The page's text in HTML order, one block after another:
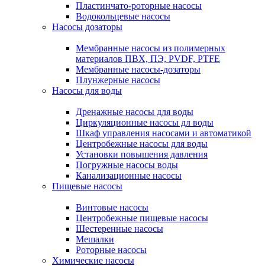
Пластинчато-роторные насосы
Водокольцевые насосы
Насосы дозаторы
Мембранные насосы из полимерных
материалов ПВХ, ПЭ, PVDF, PTFE
Мембранные насосы-дозаторы
Плунжерные насосы
Насосы для воды
Дренажные насосы для воды
Циркуляционные насосы дл воды
Шкаф управления насосами и автоматикой
Центробежные насосы для воды
Установки повышения давления
Погружные насосы воды
Канализационные насосы
Пищевые насосы
Винтовые насосы
Центробежные пищевые насосы
Шестеренные насосы
Мешалки
Роторные насосы
Химические насосы